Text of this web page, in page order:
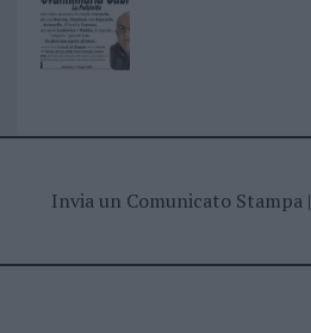
Invia un Comunicato Stampa|